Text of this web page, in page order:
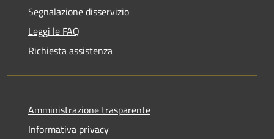
Segnalazione disservizio
Leggi le FAQ
Richiesta assistenza
Amministrazione trasparente
Informativa privacy